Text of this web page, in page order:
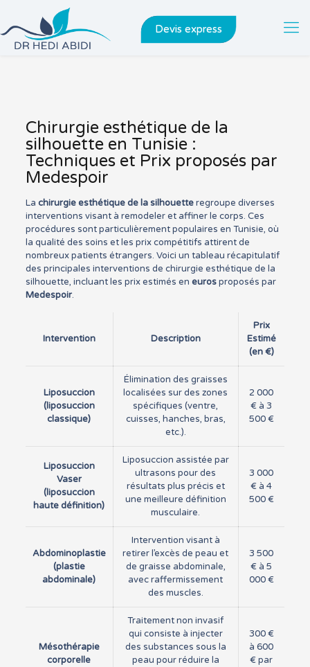
Devis express
Chirurgie esthétique de la
silhouette en Tunisie :
Techniques et Prix proposés par
Medespoir
La chirurgie esthétique de la silhouetteregroupe diverses
interventions visant à remodeler et affiner le corps. Ces
procédures sont particulièrement populaires en Tunisie, où
la qualité des soins et les prix compétitifs attirent de
nombreux patients étrangers. Voici un tableau récapitulatif
des principales interventions de chirurgie esthétique de la
silhouette, incluant les prix estimés en eurosproposés par
Medespoir.
Intervention Description
Prix
Estimé
(en €)
Liposuccion
(liposuccion
classique)
Élimination des graisses
localisées sur des zones
spécifiques (ventre,
cuisses, hanches, bras,
etc.).
2 000
€ à 3
500 €
Liposuccion
Vaser
(liposuccion
haute définition)
Liposuccion assistée par
ultrasons pour des
résultats plus précis et
une meilleure définition
musculaire.
3 000
€ à 4
500 €
Abdominoplastie
(plastie
abdominale)
Intervention visant à
retirer l’excès de peau et
de graisse abdominale,
avec raffermissement
des muscles.
3 500
€ à 5
000 €
Mésothérapie
corporelle
Traitement non invasif
qui consiste à injecter
des substances sous la
peau pour réduire la
300 €
à 600
€ par